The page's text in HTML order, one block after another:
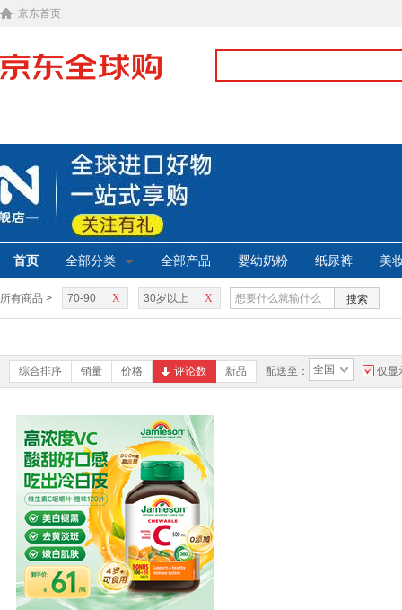
京东首页
首页 全部分类 全部产品 婴幼奶粉 纸尿裤 美
所有商品 > X
70-90 X
30岁以上 搜索
综合排序 销量 价格 评论数 新品 配送至： 全国 仅显